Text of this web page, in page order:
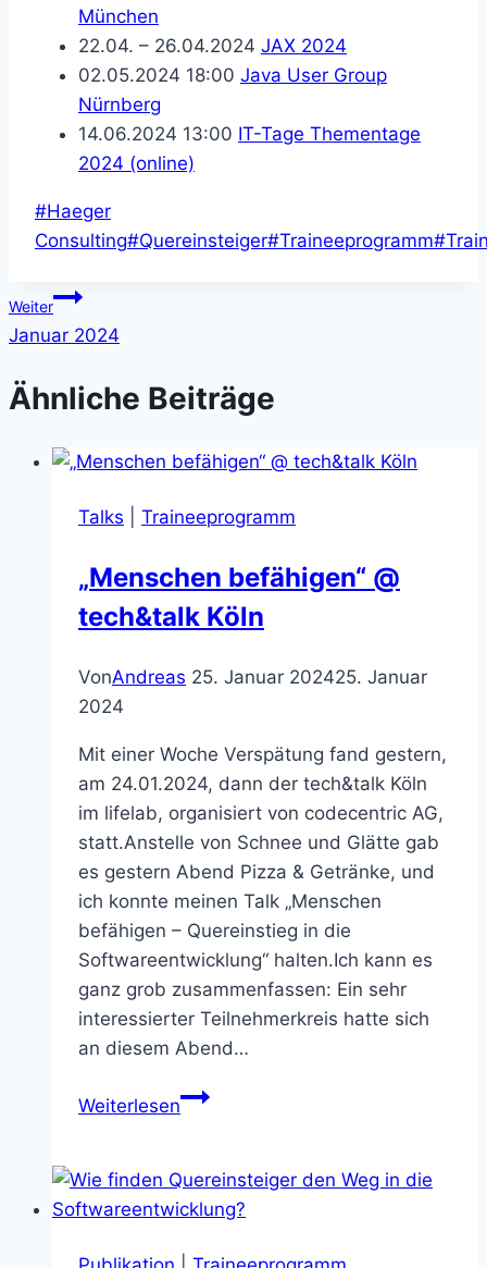
München
22.04. – 26.04.2024 JAX 2024
02.05.2024 18:00 Java User Group
Nürnberg
14.06.2024 13:00 IT-Tage Thementage
2024 (online)
Schlagworte:
#Haeger
Consulting#Quereinsteiger#Traineeprogramm#
Beitragsnavigation
Weiter
Januar 2024
Ähnliche Beiträge
Talks Traineeprogramm
„Menschen befähigen“ @
tech&talk Köln
VonAndreas 25. Januar 202425. Januar
2024
Mit einer Woche Verspätung fand gestern,
am 24.01.2024, dann der tech&talk Köln
im lifelab, organisiert von codecentric AG,
statt.Anstelle von Schnee und Glätte gab
es gestern Abend Pizza & Getränke, und
ich konnte meinen Talk „Menschen
befähigen – Quereinstieg in die
Softwareentwicklung“ halten.Ich kann es
ganz grob zusammenfassen: Ein sehr
interessierter Teilnehmerkreis hatte sich
an diesem Abend…
Weiterlesen„Menschen
tech&talk
Köln